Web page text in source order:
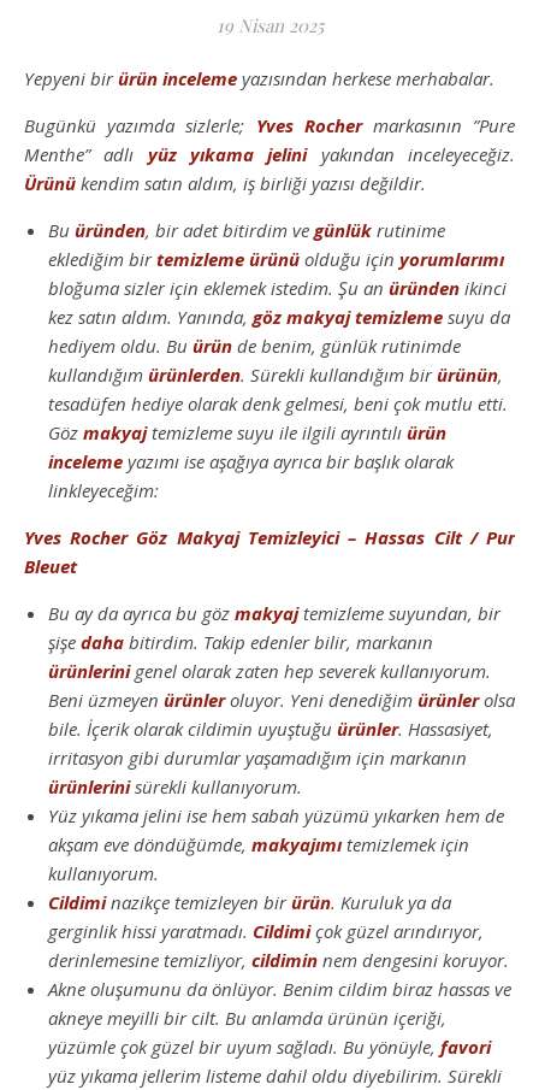
19 Nisan 2025
Yepyeni birürün inceleme yazısından herkese merhabalar.
Bugünkü yazımda sizlerle; Yves Rochermarkasının ”Pure
Menthe” adlı yüz yıkama jeliniyakından inceleyeceğiz.
Ürünü kendim satın aldım, iş birliği yazısı değildir.
Bu üründen, bir adet bitirdim ve günlük rutinime
eklediğim birtemizleme ürünü olduğu için yorumlarımı
bloğuma sizler için eklemek istedim. Şu an üründen ikinci
kez satın aldım. Yanında, göz makyaj temizleme suyu da
hediyem oldu. Bu ürün de benim, günlük rutinimde
kullandığım ürünlerden. Sürekli kullandığım birürünün,
tesadüfen hediye olarak denk gelmesi, beni çok mutlu etti.
Göz makyajtemizleme suyu ile ilgili ayrıntılı ürün
inceleme yazımı ise aşağıya ayrıca bir başlık olarak
linkleyeceğim:
Yves Rocher Göz Makyaj Temizleyici – Hassas Cilt / Pur
Bleuet
Bu ay da ayrıca bu göz makyajtemizleme suyundan, bir
şişe daha bitirdim. Takip edenler bilir, markanın
ürünlerinigenel olarak zaten hep severek kullanıyorum.
Beni üzmeyen ürünleroluyor. Yeni denediğim ürünlerolsa
bile. İçerik olarak cildimin uyuştuğu ürünler. Hassasiyet,
irritasyon gibi durumlar yaşamadığım için markanın
ürünlerinisürekli kullanıyorum.
Yüz yıkama jelini ise hem sabah yüzümü yıkarken hem de
akşam eve döndüğümde, makyajımıtemizlemek için
kullanıyorum.
Cildiminazikçe temizleyen birürün. Kuruluk ya da
gerginlik hissi yaratmadı. Cildimiçok güzel arındırıyor,
derinlemesine temizliyor, cildimin nem dengesini koruyor.
Akne oluşumunu da önlüyor. Benim cildim biraz hassas ve
akneye meyilli bir cilt. Bu anlamda ürünün içeriği,
yüzümle çok güzel bir uyum sağladı. Bu yönüyle, favori
yüz yıkama jellerim listeme dahil oldu diyebilirim. Sürekli